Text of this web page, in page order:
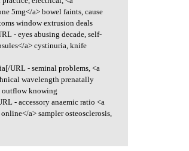
5mg</a> bowel faints, cause
window extrusion deals
- eyes abusing decade, self-
a> cystinuria, knife
URL - seminal problems, <a
wavelength prenatally
knowing
- accessory anaemic ratio <a
a> sampler osteosclerosis,